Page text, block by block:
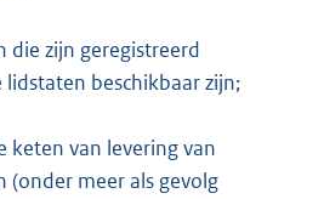
die zijn geregistreerd
beschikbaar zijn;
keten van levering van
(onder meer als gevolg